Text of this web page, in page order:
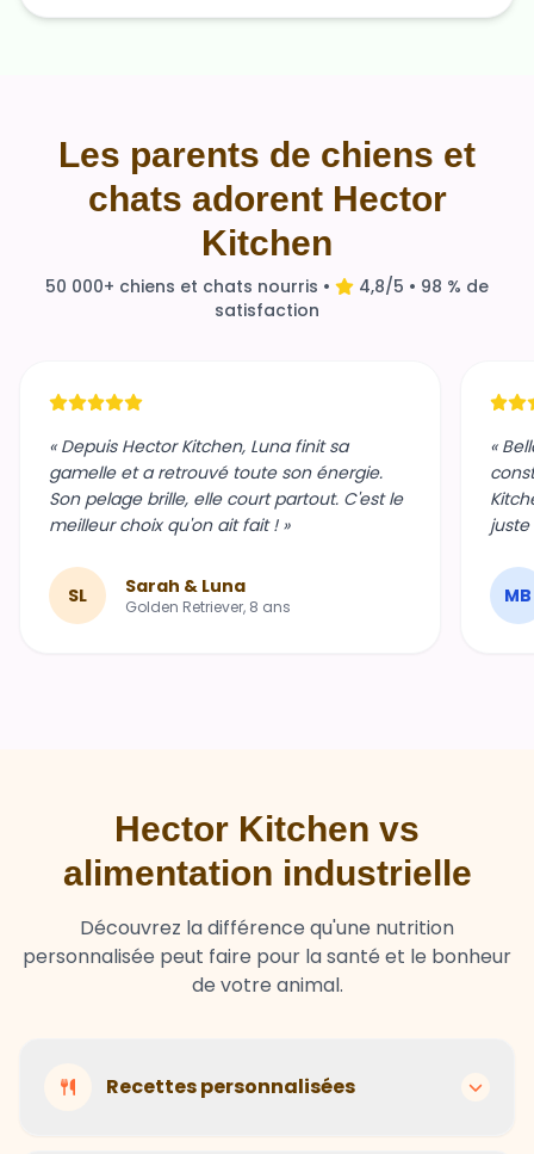
Les parents de chiens et
chats adorent Hector
Kitchen
50 000+ chiens et chats nourris •
4,8/5 • 98 % de
satisfaction
« Depuis Hector Kitchen, Luna finit sa
gamelle et a retrouvé toute son énergie.
Son pelage brille, elle court partout. C'est le
meilleur choix qu'on ait fait ! »
SL Sarah & Luna
Golden Retriever, 8 ans
«
MB
Hector Kitchen vs
alimentation industrielle
Découvrez la différence qu'une nutrition
personnalisée peut faire pour la santé et le bonheur
de votre animal.
Recettes personnalisées